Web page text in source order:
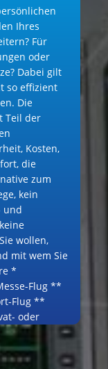
Ihres
Für
oder
Dabei gilt
so effizient
Die
Teil der
Kosten,
die
zum
kein
und
wollen,
mit wem Sie
*
Flug **
Flug **
oder
Anfrage!